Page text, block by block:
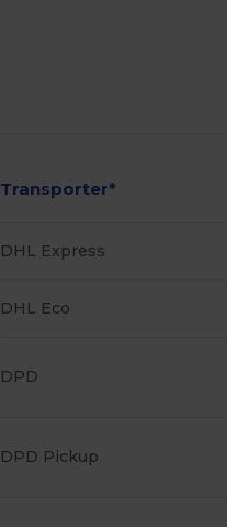
Transporter*
DHL Express
DHL Eco
DPD
DPD Pickup